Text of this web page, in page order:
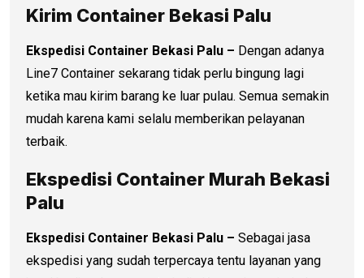
Kirim Container Bekasi Palu
Ekspedisi Container Bekasi Palu – Dengan adanya
Line7 Container sekarang tidak perlu bingung lagi
ketika mau kirim barang ke luar pulau. Semua semakin
mudah karena kami selalu memberikan pelayanan
terbaik.
Ekspedisi Container Murah Bekasi
Palu
Ekspedisi Container Bekasi Palu – Sebagai jasa
ekspedisi yang sudah terpercaya tentu layanan yang